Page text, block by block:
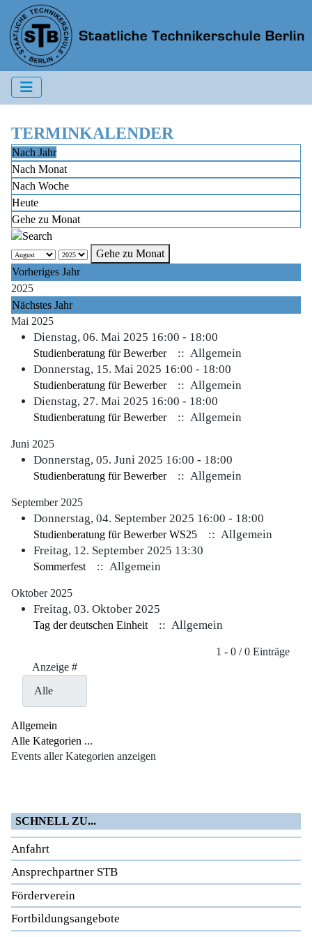
TERMINKALENDER
Nach Jahr
Nach Monat
Nach Woche
Heute
Gehe zu Monat
Gehe zu Monat
Vorheriges Jahr
2025
Nächstes Jahr
Mai 2025
Dienstag, 06. Mai 2025 16:00 - 18:00
Studienberatung für Bewerber
:: Allgemein
Donnerstag, 15. Mai 2025 16:00 - 18:00
Studienberatung für Bewerber
:: Allgemein
Dienstag, 27. Mai 2025 16:00 - 18:00
Studienberatung für Bewerber :: Allgemein
Juni 2025
Donnerstag, 05. Juni 2025 16:00 - 18:00
Studienberatung für Bewerber :: Allgemein
September 2025
Donnerstag, 04. September 2025 16:00 - 18:00
Studienberatung für Bewerber WS25
:: Allgemein
Freitag, 12. September 2025 13:30
Sommerfest :: Allgemein
Oktober 2025
Freitag, 03. Oktober 2025
Tag der deutschen Einheit :: Allgemein
1 - 0 / 0 Einträge
Anzeige #
Allgemein
Alle Kategorien ...
Events aller Kategorien anzeigen
SCHNELL ZU...
Anfahrt
Ansprechpartner STB
Förderverein
Fortbildungsangebote